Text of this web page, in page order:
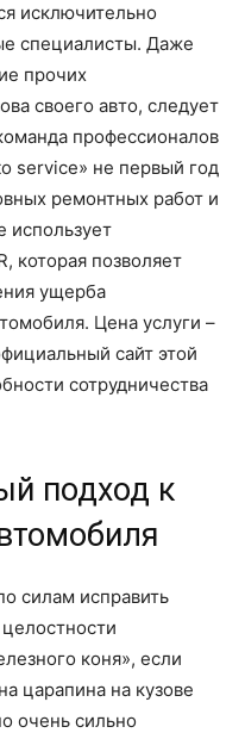
исключительно
специалисты. Даже
прочих
своего авто, следует
профессионалов
service» не первый год
ремонтных работ и
использует
которая позволяет
ущерба
Цена услуги –
сайт этой
сотрудничества
подход к
силам исправить
коня», если
царапина на кузове
очень сильно